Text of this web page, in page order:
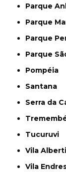
Parque
Parque
Parque
Parque
Pompéia
Santana
Serra da
Tucuruvi
Vila
Vila